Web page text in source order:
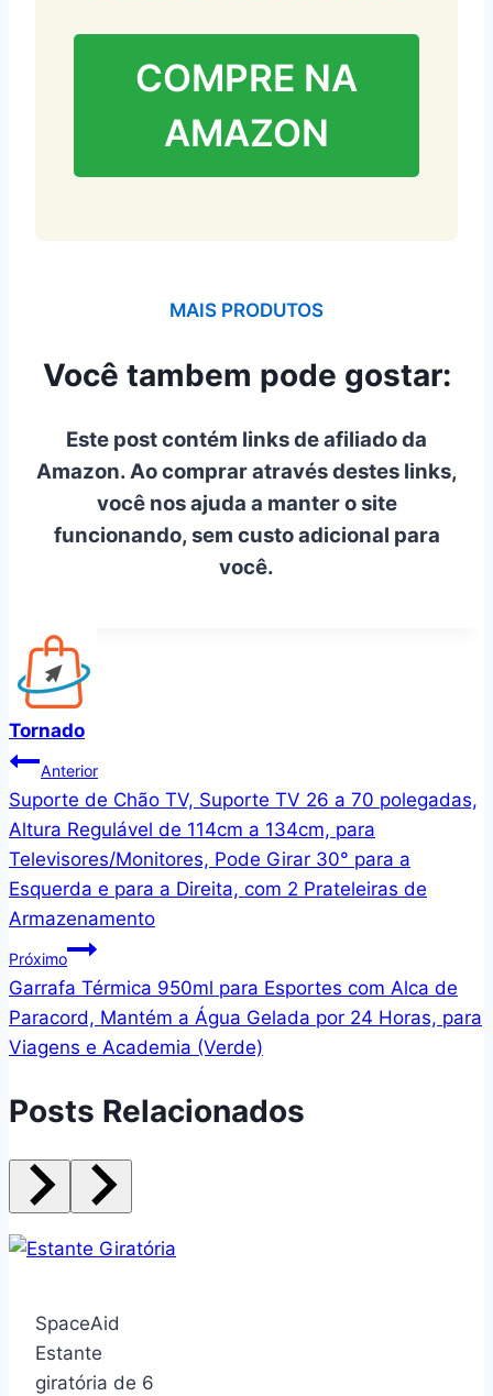
COMPRE NA
AMAZON
MAIS PRODUTOS
Você tambem pode gostar:
Este post contém links de afiliado da
Amazon. Ao comprar através destes links,
você nos ajuda a manter o site
funcionando, sem custo adicional para
você.
Tornado
Navegação
de
Post
Anterior
Suporte de Chão TV, Suporte TV 26 a 70 polegadas,
Altura Regulável de 114cm a 134cm, para
Televisores/Monitores, Pode Girar 30° para a
Esquerda e para a Direita, com 2 Prateleiras de
Armazenamento
Próximo
Garrafa Térmica 950ml para Esportes com Alca de
Paracord, Mantém a Água Gelada por 24 Horas, para
Viagens e Academia (Verde)
Posts Relacionados
SpaceAid
Estante
giratória de 6